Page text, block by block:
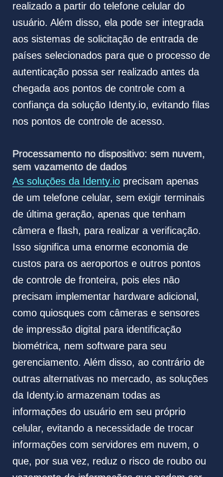
realizado a partir do telefone celular do
usuário. Além disso, ela pode ser integrada
aos sistemas de solicitação de entrada de
países selecionados para que o processo de
autenticação possa ser realizado antes da
chegada aos pontos de controle com a
confiança da solução Identy.io, evitando filas
nos pontos de controle de acesso.
Processamento no dispositivo: sem nuvem,
sem vazamento de dados
As soluções da Identy.ioprecisam apenas
de um telefone celular, sem exigir terminais
de última geração, apenas que tenham
câmera e flash, para realizar a verificação.
Isso significa uma enorme economia de
custos para os aeroportos e outros pontos
de controle de fronteira, pois eles não
precisam implementar hardware adicional,
como quiosques com câmeras e sensores
de impressão digital para identificação
biométrica, nem software para seu
gerenciamento. Além disso, ao contrário de
outras alternativas no mercado, as soluções
da Identy.io armazenam todas as
informações do usuário em seu próprio
celular, evitando a necessidade de trocar
informações com servidores em nuvem, o
que, por sua vez, reduz o risco de roubo ou